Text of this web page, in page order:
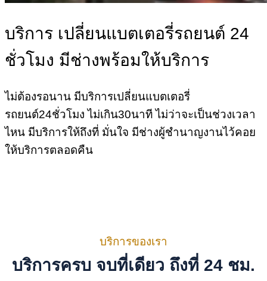
บริการ เปลี่ยนแบตเตอรี่รถยนต์ 24
ชั่วโมง มีช่างพร้อมให้บริการ
ไม่ต้องรอนาน มีบริการเปลี่ยนแบตเตอรี่
รถยนต์24ชั่วโมง ไม่เกิน30นาที ไม่ว่าจะเป็นช่วงเวลา
ไหน มีบริการให้ถึงที่ มั่นใจ มีช่างผู้ชำนาญงานไว้คอย
ให้บริการตลอดคืน
บริการของเรา
บริการครบ จบที่เดียว ถึงที่ 24 ชม.